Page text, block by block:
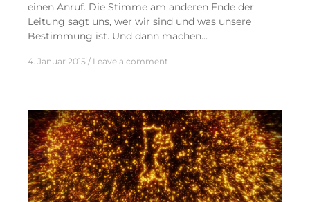
einen Anruf. Die Stimme am anderen Ende der
Leitung sagt uns, wer wir sind und was unsere
Bestimmung ist. Und dann machen…
4. Januar 2015 Leave a comment